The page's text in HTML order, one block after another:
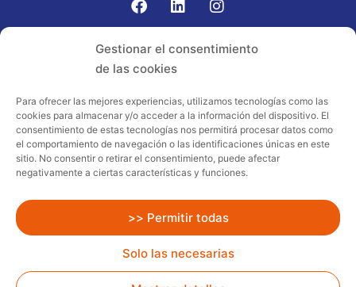
Gestionar el consentimiento
de las cookies
Para ofrecer las mejores experiencias, utilizamos tecnologías como las
cookies para almacenar y/o acceder a la información del dispositivo. El
consentimiento de estas tecnologías nos permitirá procesar datos como
el comportamiento de navegación o las identificaciones únicas en este
sitio. No consentir o retirar el consentimiento, puede afectar
negativamente a ciertas características y funciones.
>> Permitir todas
Solo las necesarias
Proyecto acogido al programa de
incentivos ligados al autoconsumo y
almacenamiento, con fuentes de energía
renovables, así como a la implantación
sector residencial en el marco del Plan
de Recuperación, Transformación y
Resiliencia, financiado por la Unión
Europea – NextGenerationEU